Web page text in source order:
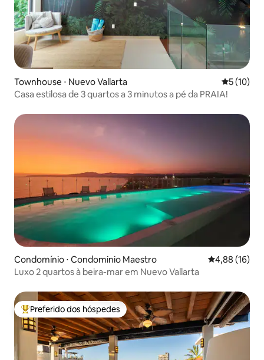
Townhouse ⋅ Nuevo Vallarta 5 de uma
5 (10)
Casa estilosa de 3 quartos a 3 minutos a pé da PRAIA!
Condomínio ⋅ Condominio Maestro 4,88 de uma
4,88 (16)
Luxo 2 quartos à beira-mar em Nuevo Vallarta
Entre os melhores preferidos dos hóspedes
Preferido dos hóspedes